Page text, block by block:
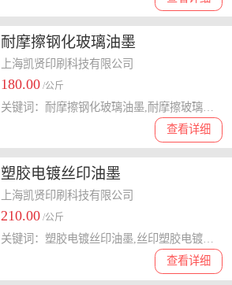
耐摩擦钢化玻璃油墨
上海凯贤印刷科技有限公司
180.00 /公斤
查看详细
塑胶电镀丝印油墨
上海凯贤印刷科技有限公司
210.00 /公斤
查看详细